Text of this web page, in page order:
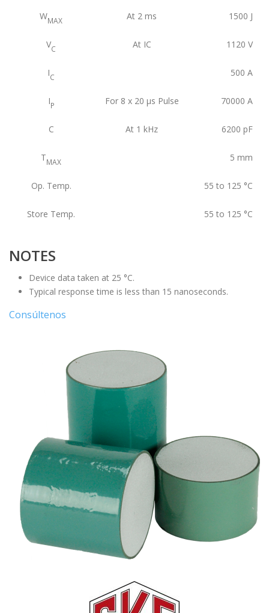
WMAX At 2 ms 1500 J
VC At IC 1120 V
IC 500 A
IP For 8 x 20 μs Pulse 70000 A
C At 1 kHz 6200 pF
TMAX 5 mm
Op. Temp. 55 to 125 °C
Store Temp. 55 to 125 °C
NOTES
Device data taken at 25 °C.
Typical response time is less than 15 nanoseconds.
Consúltenos